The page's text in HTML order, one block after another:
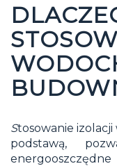
Stosowanie
podstawą,